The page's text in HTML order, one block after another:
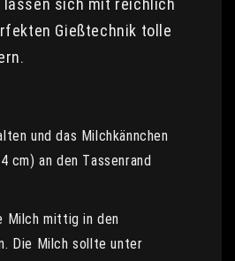
lassen sich mit reichlich
Gießtechnik tolle
und das Milchkännchen
cm) an den Tassenrand
Milch mittig in den
Die Milch sollte unter